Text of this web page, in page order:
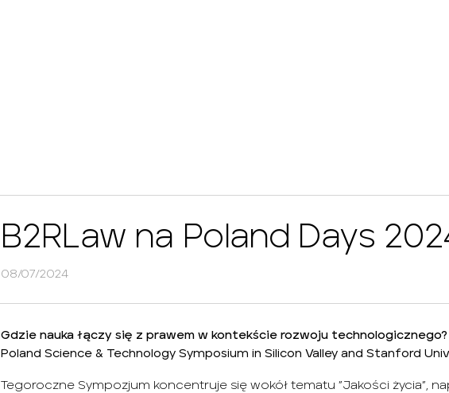
B2RLaw na Poland Days
08/07/2024
Gdzie nauka łączy się z prawem w kontekście rozwoju technologicznego?
Poland Science & Technology Symposium in Silicon Valley and Stanford
Tegoroczne Sympozjum koncentruje się wokół tematu ”Jakości życia”,